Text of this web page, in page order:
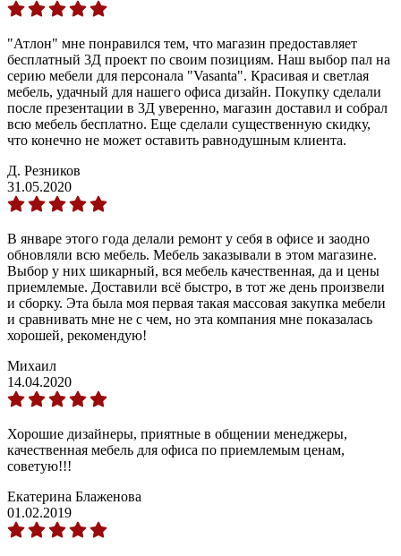
"Атлон" мне понравился тем, что магазин предоставляет
бесплатный 3Д проект по своим позициям. Наш выбор пал на
серию мебели для персонала "Vasanta". Красивая и светлая
мебель, удачный для нашего офиса дизайн. Покупку сделали
после презентации в 3Д уверенно, магазин доставил и собрал
всю мебель бесплатно. Еще сделали существенную скидку,
что конечно не может оставить равнодушным клиента.
Д. Резников
31.05.2020
В январе этого года делали ремонт у себя в офисе и заодно
обновляли всю мебель. Мебель заказывали в этом магазине.
Выбор у них шикарный, вся мебель качественная, да и цены
приемлемые. Доставили всё быстро, в тот же день произвели
и сборку. Эта была моя первая такая массовая закупка мебели
и сравнивать мне не с чем, но эта компания мне показалась
хорошей, рекомендую!
Михаил
14.04.2020
Хорошие дизайнеры, приятные в общении менеджеры,
качественная мебель для офиса по приемлемым ценам,
советую!!!
Екатерина Блаженова
01.02.2019